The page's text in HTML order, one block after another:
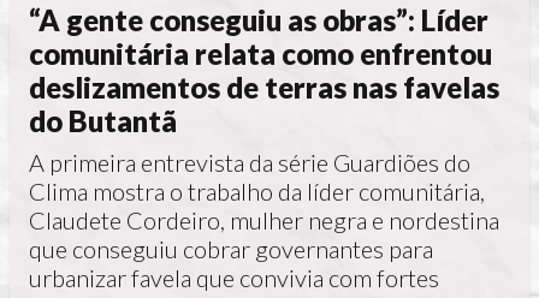
“A gente conseguiu as obras”: Líder
comunitária relata como enfrentou
deslizamentos de terras nas favelas
do Butantã
A primeira entrevista da série Guardiões do
Clima mostra o trabalho da líder comunitária,
Claudete Cordeiro, mulher negra e nordestina
que conseguiu cobrar governantes para
urbanizar favela que convivia com fortes